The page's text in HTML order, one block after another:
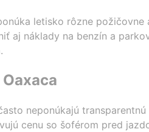
letisko rôzne požičovne
aj náklady na benzín a
neponúkajú
cenu so šoférom pred